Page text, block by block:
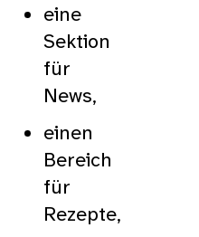
eine
Sektion
für
News,
einen
Bereich
für
Rezepte,